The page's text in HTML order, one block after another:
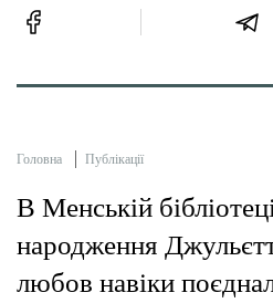
Головна Публікації
В Менській
народження
любов навіки